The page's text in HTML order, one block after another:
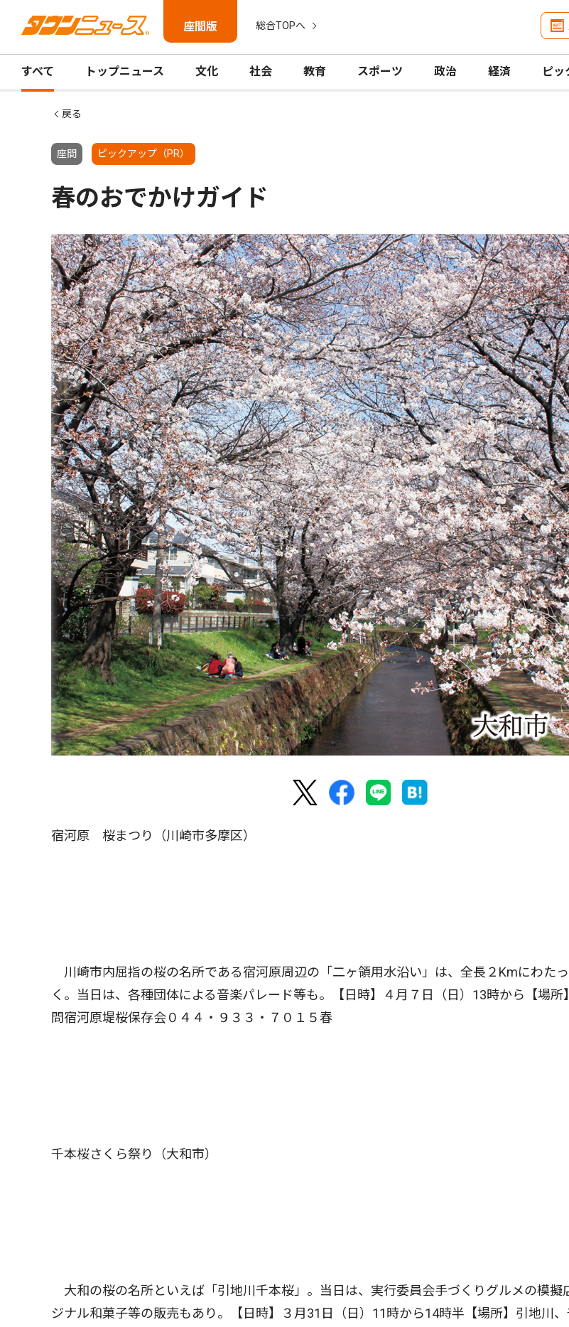
座間版 総合TOPへ
すべて トップニュース 文化 社会 教育 スポーツ 政治 経済 ピッ
戻る
座間 ピックアップ（PR）
春のおでかけガイド
宿河原 桜まつり（川崎市多摩区）
川崎市内屈指の桜の名所である宿河原周辺の「二ヶ領用水沿い」は、全長２Kmにわた
く。当日は、各種団体による音楽パレード等も。【日時】４月７日（日）13時から【場所
問宿河原堤桜保存会０４４・９３３・７０１５春
千本桜さくら祭り（大和市）
大和の桜の名所といえば「引地川千本桜」。当日は、実行委員会手づくりグルメの模擬
ジナル和菓子等の販売もあり。【日時】３月31日（日）11時から14時半【場所】引地川